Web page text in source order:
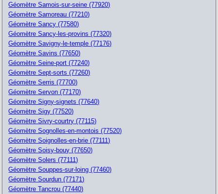
Géomètre Samois-sur-seine (77920)
Géomètre Samoreau (77210)
Géomètre Sancy (77580)
Géomètre Sancy-les-provins (77320)
Géomètre Savigny-le-temple (77176)
Géomètre Savins (77650)
Géomètre Seine-port (77240)
Géomètre Sept-sorts (77260)
Géomètre Serris (77700)
Géomètre Servon (77170)
Géomètre Signy-signets (77640)
Géomètre Sigy (77520)
Géomètre Sivry-courtry (77115)
Géomètre Sognolles-en-montois (77520)
Géomètre Soignolles-en-brie (77111)
Géomètre Soisy-bouy (77650)
Géomètre Solers (77111)
Géomètre Souppes-sur-loing (77460)
Géomètre Sourdun (77171)
Géomètre Tancrou (77440)